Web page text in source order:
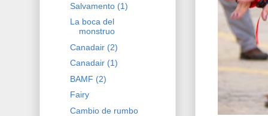
Salvamento (1)
La boca del
monstruo
Canadair (2)
Canadair (1)
BAMF (2)
Fairy
Cambio de rumbo